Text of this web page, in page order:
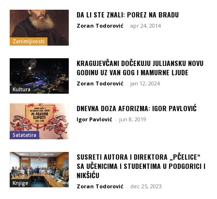
Zanimljivosti
DA LI STE ZNALI: POREZ NA BRADU
Zoran Todorović - apr 24, 2014
Kultura
KRAGUJEVČANI DOČEKUJU JULIJANSKU NOVU
GODINU UZ VAN GOG I MAMURNE LJUDE
Zoran Todorović - jan 12, 2024
Satatatira
DNEVNA DOZA AFORIZMA: IGOR PAVLOVIĆ
Igor Pavlović - jun 8, 2019
Knjige
SUSRETI AUTORA I DIREKTORA „PČELICE“
SA UČENICIMA I STUDENTIMA U PODGORICI I
NIKŠIĆU
Zoran Todorović - dec 25, 2023